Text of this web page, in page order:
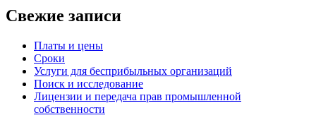
Свежие записи
Платы и цены
Сроки
Услуги для беcприбыльных организаций
Поиск и исследование
Лицензии и передача прав промышленной
собственности